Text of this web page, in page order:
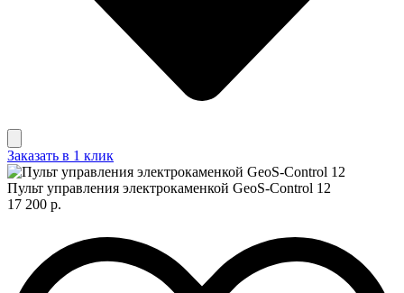
Заказать в 1 клик
Пульт управления электрокаменкой GeoS-Control 12
17 200 р.